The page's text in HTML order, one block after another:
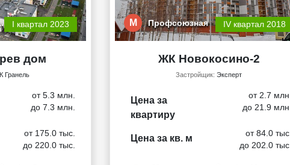
I квартал 2023
дом
Гранель
от 5.3 млн.
до 7.3 млн.
от 175.0 тыс.
до 220.0 тыс.
М Профсоюзная IV квартал 2018
ЖК Новокосино-2
Застройщик: Эксперт
Цена за
квартиру
от 2.7 млн.
до 21.9 млн.
Цена за кв. м
от 84.0 тыс.
до 202.0 тыс.